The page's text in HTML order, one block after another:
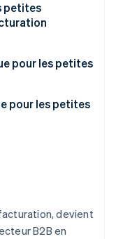
facturation
petites
pour les petites
factures
adapté
est conforme
pour les petites
devient
B2B en